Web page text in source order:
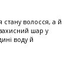
стану волосся, а й
шар у
воду й